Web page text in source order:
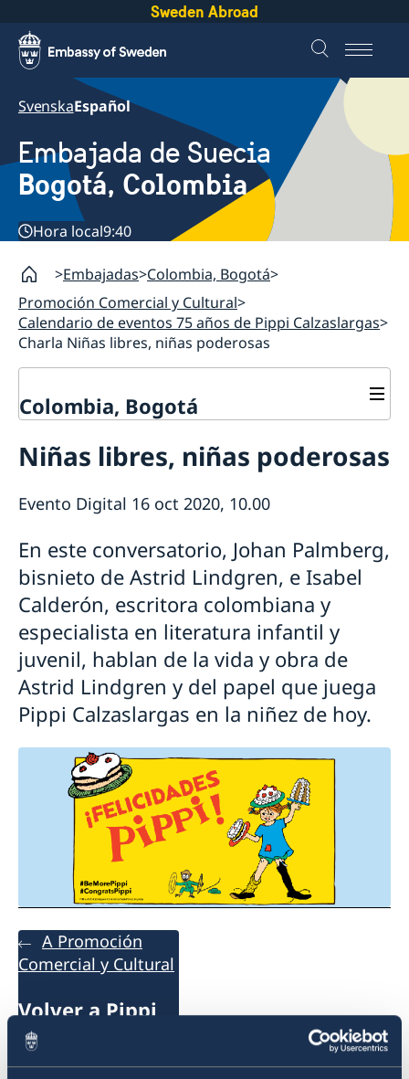
Sweden Abroad
SvenskaEspañol
Embajada de Suecia
Bogotá, Colombia
Hora local9:40
Embajadas Colombia, Bogotá
Promoción Comercial y Cultural
Calendario de eventos 75 años de Pippi Calzaslargas
Charla Niñas libres, niñas poderosas
Colombia, Bogotá
Agendar una cita migración
Sobre nosotros
Trabaja con nosotros
Política de protección de datos personales en las
Estudios en Suecia
Cooperación para el desarrollo en
Colombia y América Latina
Cooperación bilateral para el desarrollo en Colombia
Cooperación regional para el desarrollo en América
Latina
Promoción Comercial y Cultural
Promoción comercial
Noticias
Niñas libres, niñas poderosas
Evento Digital 16 oct 2020, 10.00
En este conversatorio, Johan Palmberg,
bisnieto de Astrid Lindgren, e Isabel
Calderón, escritora colombiana y
especialista en literatura infantil y
juvenil, hablan de la vida y obra de
Astrid Lindgren y del papel que juega
Pippi Calzaslargas en la niñez de hoy.
Volver a Pippi
Calzaslargas 75
años
A Promoción
Comercial y Cultural